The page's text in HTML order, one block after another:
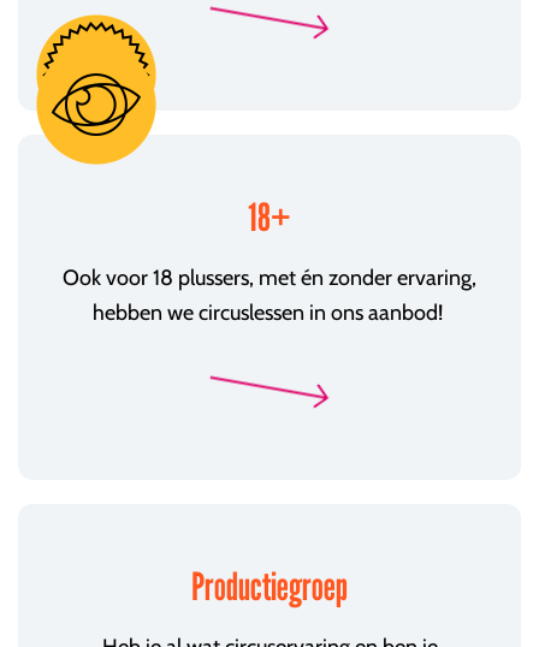
18+
Ook voor 18 plussers, met én zonder ervaring,
hebben we circuslessen in ons aanbod!
Productiegroep